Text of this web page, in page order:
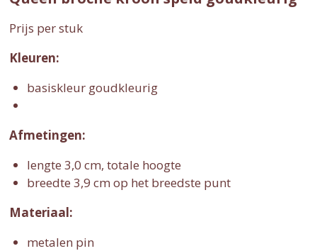
Prijs per stuk
Kleuren:
basiskleur goudkleurig
Afmetingen:
lengte 3,0 cm, totale hoogte
breedte 3,9 cm op het breedste punt
Materiaal:
metalen pin